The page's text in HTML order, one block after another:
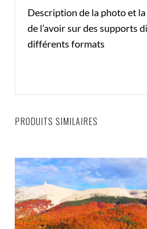
Description de la photo et
de l’avoir sur des supports
différents formats
PRODUITS SIMILAIRES